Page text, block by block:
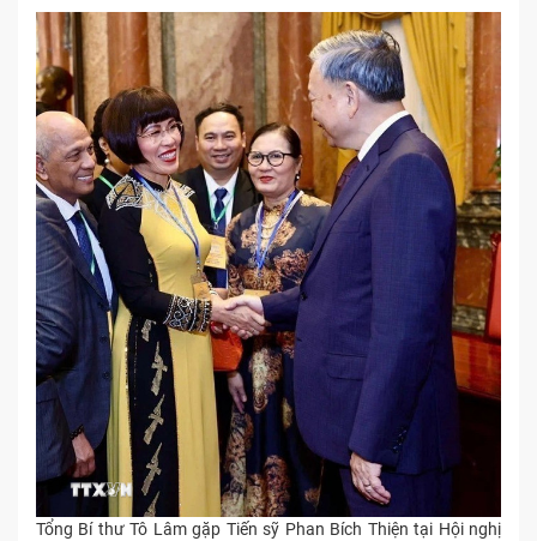
Tổng Bí thư Tô Lâm gặp Tiến sỹ Phan Bích Thiện tại Hội nghị